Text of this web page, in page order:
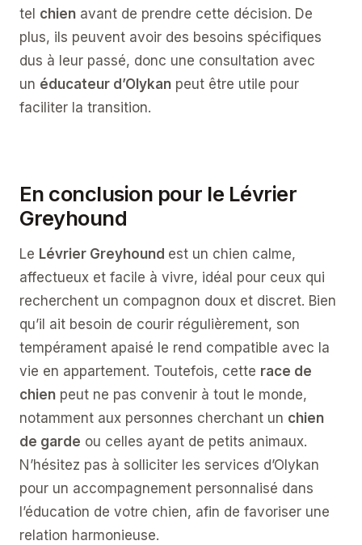
tel chien avant de prendre cette décision. De
plus, ils peuvent avoir des besoins spécifiques
dus à leur passé, donc une consultation avec
un éducateur d’Olykan peut être utile pour
faciliter la transition.
En conclusion pour le Lévrier
Greyhound
Le Lévrier Greyhound est un chien calme,
affectueux et facile à vivre, idéal pour ceux qui
recherchent un compagnon doux et discret. Bien
qu’il ait besoin de courir régulièrement, son
tempérament apaisé le rend compatible avec la
vie en appartement. Toutefois, cette race de
chien peut ne pas convenir à tout le monde,
notamment aux personnes cherchant un chien
de garde ou celles ayant de petits animaux.
N’hésitez pas à solliciter les services d’Olykan
pour un accompagnement personnalisé dans
l’éducation de votre chien, afin de favoriser une
relation harmonieuse.